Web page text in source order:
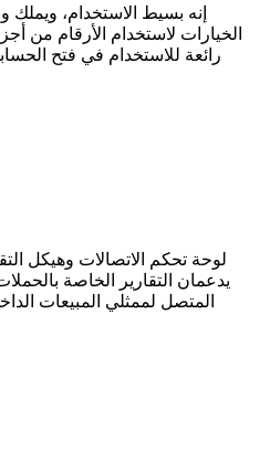
إنه بسيط الاستخدام، ويملك
الخيارات لاستخدام الأرقام من
رائعة للاستخدام في فتح
لوحة تحكم الاتصالات وهيكل
يدعمان التقارير الخاصة
المتصل لممثلي المبيعات